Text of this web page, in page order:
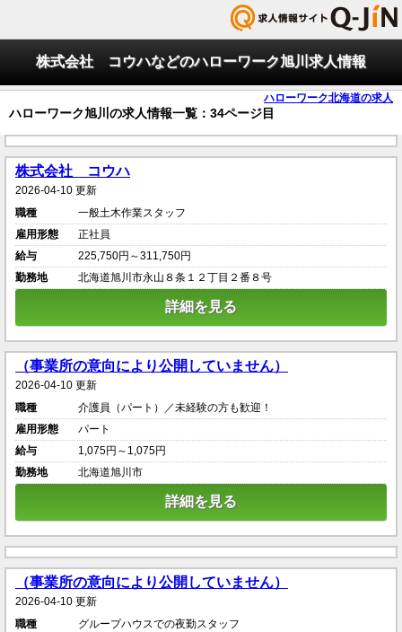
株式会社 コウハなどのハローワーク旭川求人情報
ハローワーク北海道の求人
ハローワーク旭川の求人情報一覧：34ページ目
株式会社 コウハ
2026-04-10 更新
職種
一般土木作業スタッフ
雇用形態
正社員
給与
225,750円～311,750円
勤務地
北海道旭川市永山８条１２丁目２番８号
詳細を見る
（事業所の意向により公開していません）
2026-04-10 更新
職種
介護員（パート）／未経験の方も歓迎！
雇用形態
パート
給与
1,075円～1,075円
勤務地
北海道旭川市
詳細を見る
（事業所の意向により公開していません）
2026-04-10 更新
職種
グループハウスでの夜勤スタッフ